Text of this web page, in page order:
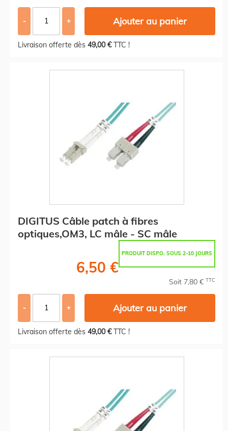
- + Ajouter au panier
Livraison offerte dès 49,00 €TTC !
DIGITUS Câble patch à fibres
optiques,OM3, LC mâle - SC mâle
PRODUIT DISPO. SOUS 2-10 JOURS
6,50 €
Soit 7,80 € TTC
- + Ajouter au panier
Livraison offerte dès 49,00 €TTC !